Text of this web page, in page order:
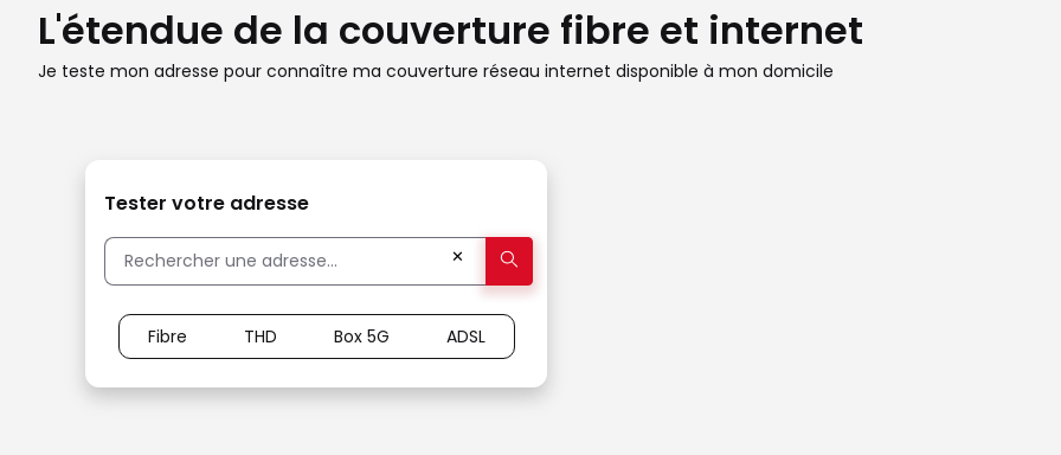
L'étendue de la couverture fibre et internet
Je teste mon adresse pour connaître ma couverture réseau internet disponible à mon domicile
Tester votre adresse
✕
Fibre THD Box 5G ADSL